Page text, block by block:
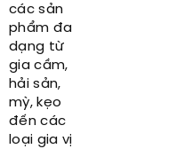
các sản
phẩm đa
dạng từ
gia cầm,
hải sản,
mỳ, kẹo
đến các
loại gia vị